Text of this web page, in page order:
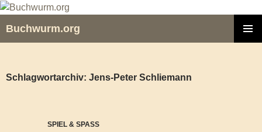
Zum
springen
Buchwurm.org
Schlagwortarchiv: Jens-Peter Schliemann
SPIEL & SPASS